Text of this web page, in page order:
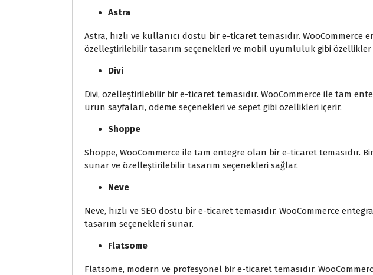
Astra
Astra, hızlı ve kullanıcı dostu bir e-ticaret temasıdır. WooCommerce
özelleştirilebilir tasarım seçenekleri ve mobil uyumluluk gibi özellikler
Divi
Divi, özelleştirilebilir bir e-ticaret temasıdır. WooCommerce ile tam
ürün sayfaları, ödeme seçenekleri ve sepet gibi özellikleri içerir.
Shoppe
Shoppe, WooCommerce ile tam entegre olan bir e-ticaret temasıdır.
sunar ve özelleştirilebilir tasarım seçenekleri sağlar.
Neve
Neve, hızlı ve SEO dostu bir e-ticaret temasıdır. WooCommerce
tasarım seçenekleri sunar.
Flatsome
Flatsome, modern ve profesyonel bir e-ticaret temasıdır.